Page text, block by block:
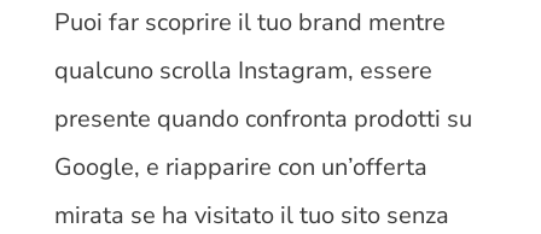
Puoi far scoprire il tuo brand mentre
qualcuno scrolla Instagram, essere
presente quando confronta prodotti su
Google, e riapparire con un’offerta
mirata se ha visitato il tuo sito senza